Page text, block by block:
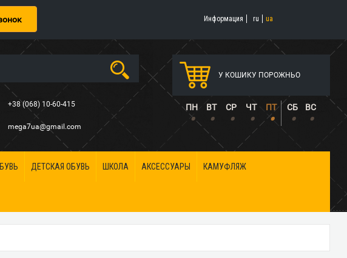
Информация ru ua
+38 (068) 10-60-415
mega7ua@gmail.com
У КОШИКУ ПОРОЖНЬО
ПН ВТ СР ЧТ ПТ СБ ВС
• • • • • • •
ДЕТСКАЯ ОБУВЬ ШКОЛА АКСЕССУАРЫ КАМУФЛЯЖ